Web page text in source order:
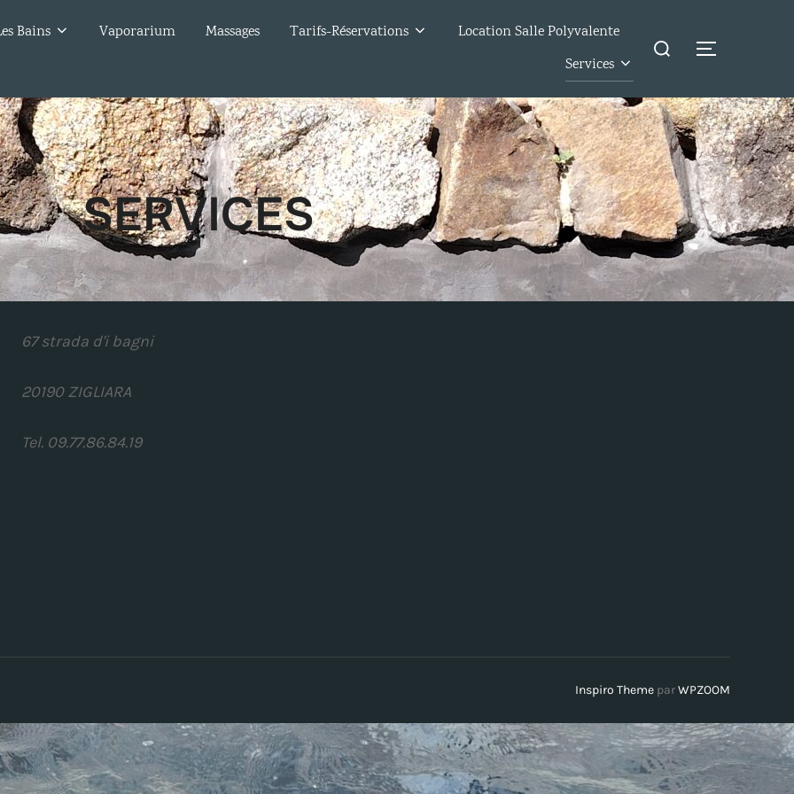
Bains Vaporarium Massages Tarifs-Réservations
Location Salle Polyvalente
Services
Permuter
SERVICES
67 strada d'i bagni
20190 ZIGLIARA
Tel. 09.77.86.84.19
Inspiro Theme parWPZOOM